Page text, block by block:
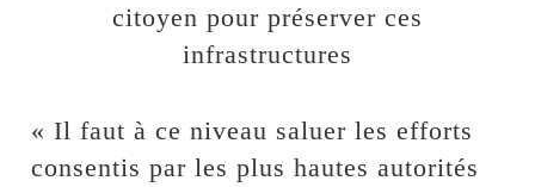
citoyen pour préserver ces
infrastructures
« Il faut à ce niveau saluer les efforts
consentis par les plus hautes autorités